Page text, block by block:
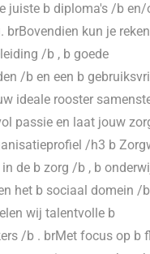
juiste b diploma's /b
brBovendien kun je
/b , b goede
/b en een b
ideale rooster
passie en laat jouw
/h3 b
de b zorg /b , b
het b sociaal domein /
wij talentvolle b
/b . brMet focus op b